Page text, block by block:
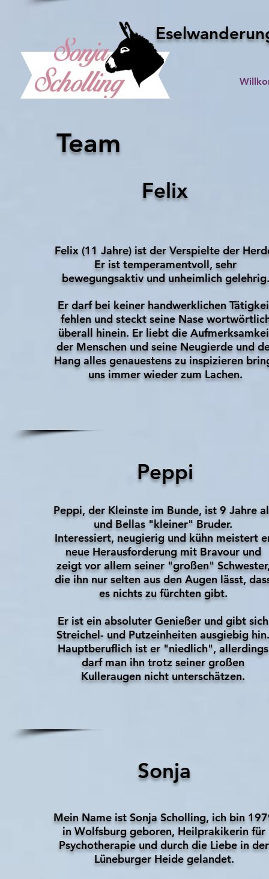
Team
Felix
Felix (11 Jahre) ist der Verspielte der
Er ist temperamentvoll, sehr
bewegungsaktiv und unheimlich gelehrig.
Er darf bei keiner handwerklichen
fehlen und steckt seine Nase
überall hinein. Er liebt die
der Menschen und seine Neugierde und
Hang alles genauestens zu inspizieren
uns immer wieder zum Lachen.
Peppi
Peppi, der Kleinste im Bunde, ist 9 Jahre
und Bellas "kleiner" Bruder.
Interessiert, neugierig und kühn meistert
neue Herausforderung mit Bravour und
zeigt vor allem seiner "großen"
die ihn nur selten aus den Augen lässt,
es nichts zu fürchten gibt.
Er ist ein absoluter Genießer und gibt sich
Streichel- und Putzeinheiten ausgiebig hin.
Hauptberuflich ist er "niedlich", allerdings
darf man ihn trotz seiner großen
Kulleraugen nicht unterschätzen.
Sonja
Mein Name ist Sonja Scholling, ich bin
in Wolfsburg geboren, Heilprakikerin für
Psychotherapie und durch die Liebe in der
Lüneburger Heide gelandet.